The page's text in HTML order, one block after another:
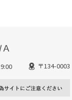
〒134-